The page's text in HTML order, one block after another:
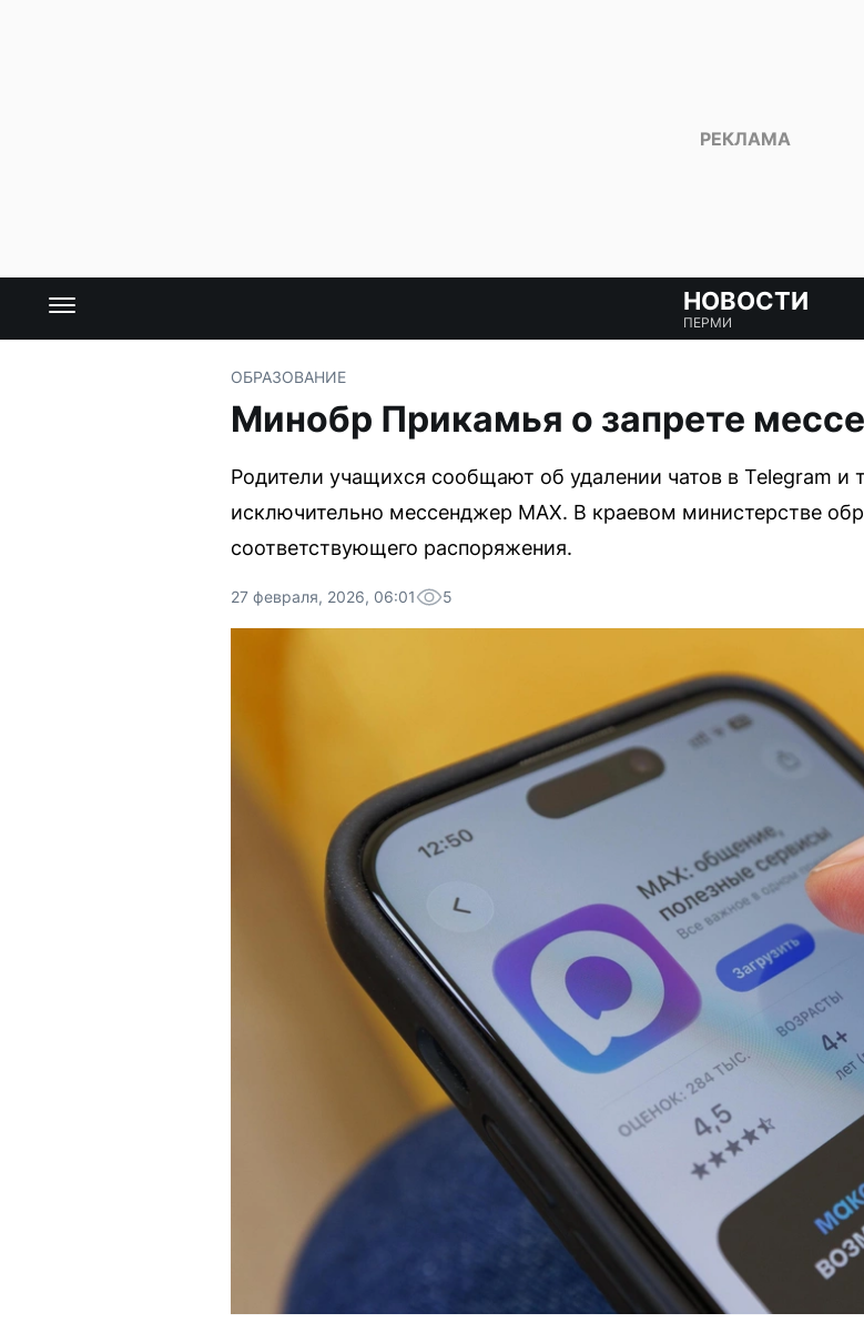
НОВОСТИ
ПЕРМИ
ОБРАЗОВАНИЕ
Минобр Прикамья о запрете
Родители учащихся сообщают об удалении чатов в Telegram и
исключительно мессенджер MAX. В краевом министерстве
соответствующего распоряжения.
27 февраля, 2026, 06:01 5